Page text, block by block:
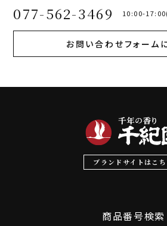
077-562-3469 10:00-
お問い合わせフォーム
ブランドサイトはこち
商品番号検索